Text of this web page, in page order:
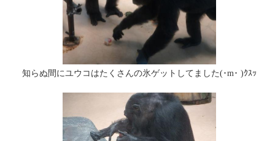
知らぬ間にユウコはたくさんの氷ゲットしてました(･m･ )ｸｽｯ